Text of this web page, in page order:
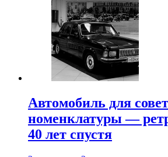
Автомобиль для
номенклатуры —
40 лет спустя